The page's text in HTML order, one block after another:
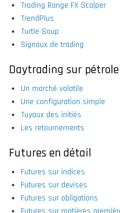
Trading Range FX Scalper
TrendPlus
Turtle Soup
Signaux de trading
Daytrading sur pétrole
Un marché volatile
Une configuration simple
Tuyaux des initiés
Les retournements
Futures en détail
Futures sur indices
Futures sur devises
Futures sur obligations